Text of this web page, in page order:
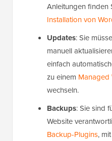
Anleitungen finden
Installation von
Updates: Sie
manuell
einfach
zu einem Managed
wechseln.
Backups: Sie sind
Website
Backup-Plugins,